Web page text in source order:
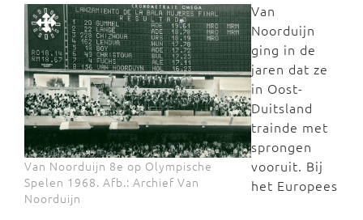
Van Noorduijn 8e op Olympische
Spelen 1968. Afb.: Archief Van
Noorduijn
Van
Noorduijn
ging in de
jaren dat ze
in Oost-
Duitsland
trainde met
sprongen
vooruit. Bij
het Europees